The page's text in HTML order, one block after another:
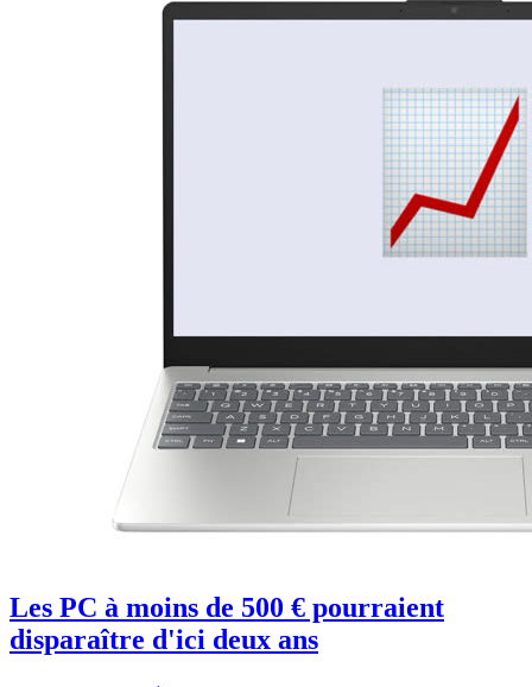
Les PC à moins de 500 € pourraient
disparaître d'ici deux ans